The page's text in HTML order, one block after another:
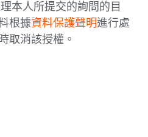
本人所提交的詢問的目
根據資料保護聲明進行處
取消該授權。